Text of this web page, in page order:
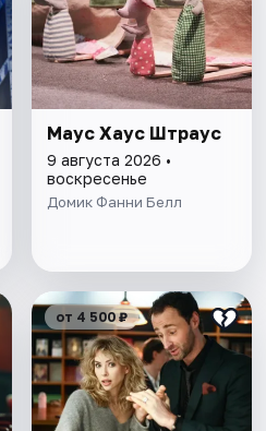
Маус Хаус Штраус
9 августа 2026 •
воскресенье
Домик Фанни Белл
от 4 500 ₽